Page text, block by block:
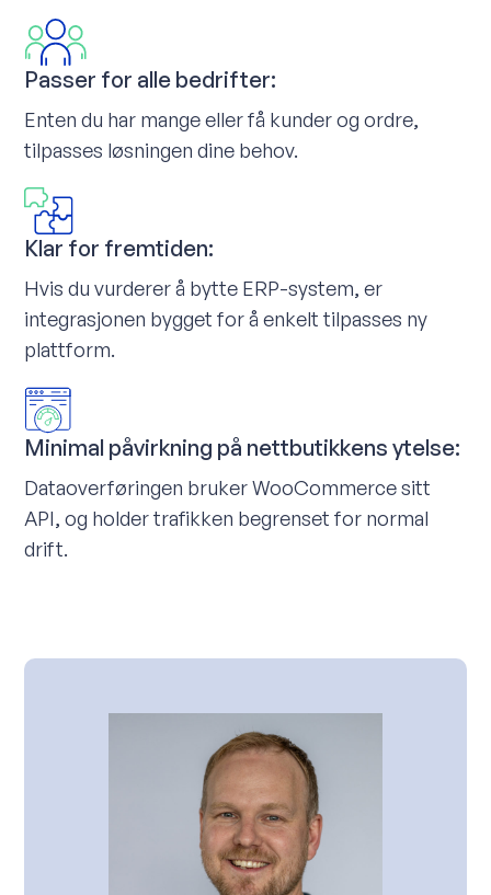
Passer for alle bedrifter:
Enten du har mange eller få kunder og ordre,
tilpasses løsningen dine behov.
Klar for fremtiden:
Hvis du vurderer å bytte ERP-system, er
integrasjonen bygget for å enkelt tilpasses ny
plattform.
Minimal påvirkning på nettbutikkens ytelse:
Dataoverføringen bruker WooCommerce sitt
API, og holder trafikken begrenset for normal
drift.